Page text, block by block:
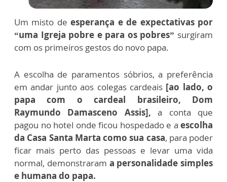
Um misto deesperança e de expectativas por
“uma Igreja pobre e para os pobres” surgiram
com os primeiros gestos do novo papa.
A escolha de paramentos sóbrios, a preferência
em andar junto aos colegas cardeais [ao lado, o
papa com o cardeal brasileiro, Dom
Raymundo Damasceno Assis],a conta que
pagou no hotel onde ficou hospedado e a escolha
da Casa Santa Marta como sua casa, para poder
ficar mais perto das pessoas e levar uma vida
normal, demonstraram a personalidade simples
e humana do papa.